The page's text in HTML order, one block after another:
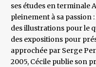
ses études en terminale
pleinement à sa passion
des illustrations pour le
des expositions pour
approchée par Serge
2005, Cécile publie son